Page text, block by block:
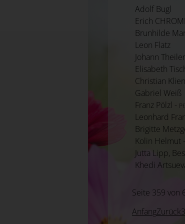
Adolf Bugl
Erich
Brunhilde
Leon Flatz
Johann
Elisabeth
Christian Klien
Gabriel Weiß
Franz Pölzl -
Leonhard
Brigitte
Kolin Helmut -
Jutta Lipp,
Khedi
Seite 359 von
AnfangZurück